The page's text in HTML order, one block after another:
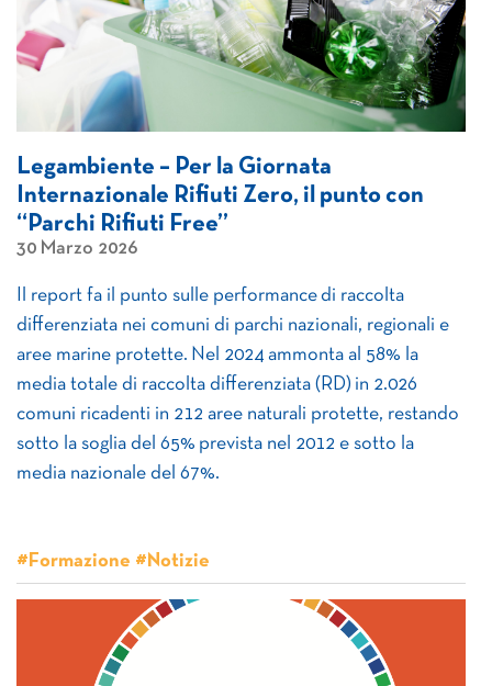
Legambiente – Per la Giornata
Internazionale Rifiuti Zero, il punto con
“Parchi Rifiuti Free”
30 Marzo 2026
Il report fa il punto sulle performance di raccolta
differenziata nei comuni di parchi nazionali, regionali e
aree marine protette. Nel 2024 ammonta al 58% la
media totale di raccolta differenziata (RD) in 2.026
comuni ricadenti in 212 aree naturali protette, restando
sotto la soglia del 65% prevista nel 2012 e sotto la
media nazionale del 67%.
#Formazione #Notizie